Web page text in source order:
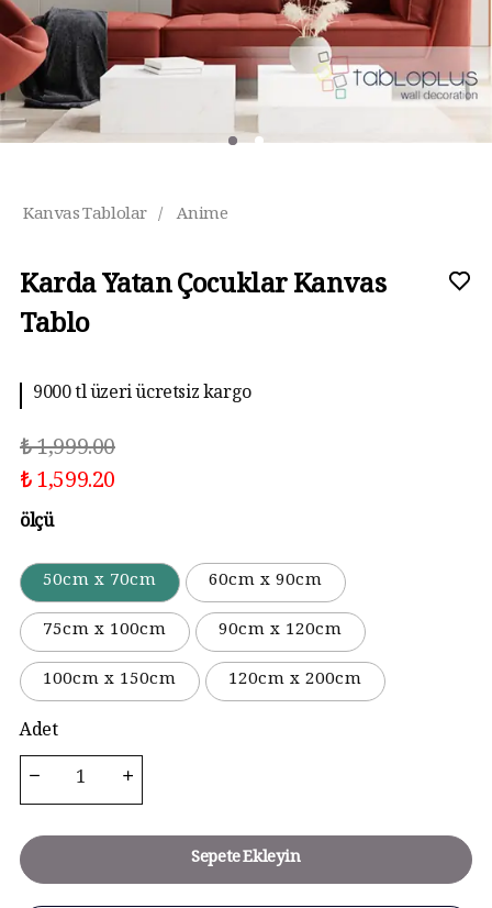
Kanvas Tablolar / Anime
Karda Yatan Çocuklar Kanvas
Tablo
9000 tl üzeri ücretsiz kargo
₺ 1,999.00
₺ 1,599.20
ölçü
50cm x 70cm
60cm x 90cm
75cm x 100cm
90cm x 120cm
100cm x 150cm
120cm x 200cm
Adet
Sepete Ekleyin